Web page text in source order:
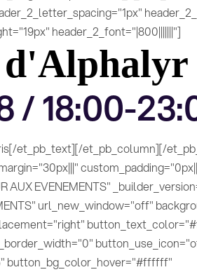
header_2_font="|800|||||||"]
d'Alphalyr
/ 18:00-
et_pb_text][/et_pb_column][/
EVENEMENTS"
url_new_window="off"
button_bg_color_hover="#ffffff"